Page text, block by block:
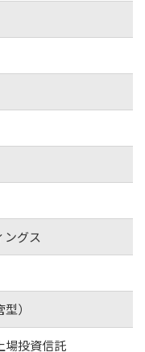
ングス
）
投資信託